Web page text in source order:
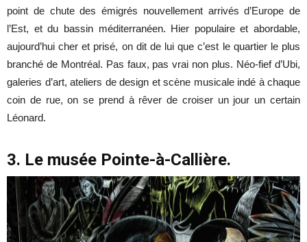
point de chute des émigrés nouvellement arrivés d’Europe de
l’Est, et du bassin méditerranéen. Hier populaire et abordable,
aujourd’hui cher et prisé, on dit de lui que c’est le quartier le plus
branché de Montréal. Pas faux, pas vrai non plus. Néo-fief d’Ubi,
galeries d’art, ateliers de design et scène musicale indé à chaque
coin de rue, on se prend à rêver de croiser un jour un certain
Léonard.
3. Le musée Pointe-à-Callière.